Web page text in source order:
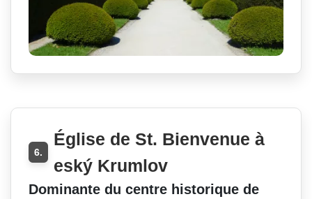
6.
Église de St. Bienvenue à
eský Krumlov
Dominante du centre historique de